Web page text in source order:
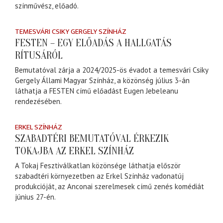
színművész, előadó.
TEMESVÁRI CSIKY GERGELY SZÍNHÁZ
FESTEN – EGY ELŐADÁS A HALLGATÁS
RÍTUSÁRÓL
Bemutatóval zárja a 2024/2025-ös évadot a temesvári Csiky
Gergely Állami Magyar Színház, a közönség július 3-án
láthatja a FESTEN című előadást Eugen Jebeleanu
rendezésében.
ERKEL SZÍNHÁZ
SZABADTÉRI BEMUTATÓVAL ÉRKEZIK
TOKAJBA AZ ERKEL SZÍNHÁZ
A Tokaj Fesztiválkatlan közönsége láthatja először
szabadtéri környezetben az Erkel Színház vadonatúj
produkcióját, az Anconai szerelmesek című zenés komédiát
június 27-én.